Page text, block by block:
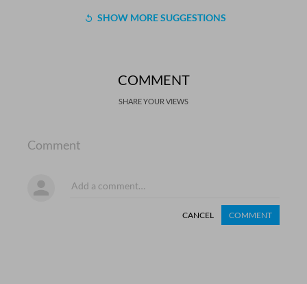
SHOW MORE SUGGESTIONS
COMMENT
SHARE YOUR VIEWS
Comment
CANCEL COMMENT